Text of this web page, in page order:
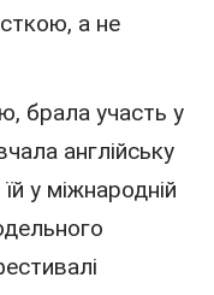
а не
брала участь у
англійську
у міжнародній